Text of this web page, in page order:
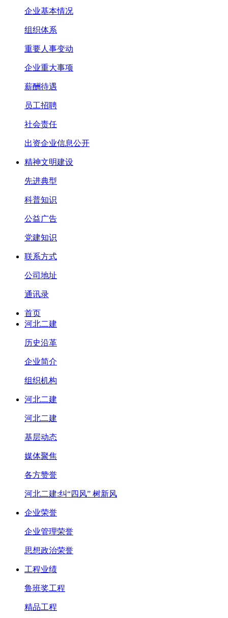
企业基本情况
组织体系
重要人事变动
企业重大事项
薪酬待遇
员工招聘
社会责任
出资企业信息公开
精神文明建设
先进典型
科普知识
公益广告
党建知识
联系方式
公司地址
通讯录
首页
河北二建
历史沿革
企业简介
组织机构
河北二建
河北二建
基层动态
媒体聚焦
各方赞誉
河北二建:纠“四风” 树新风
企业荣誉
企业管理荣誉
思想政治荣誉
工程业绩
鲁班奖工程
精品工程